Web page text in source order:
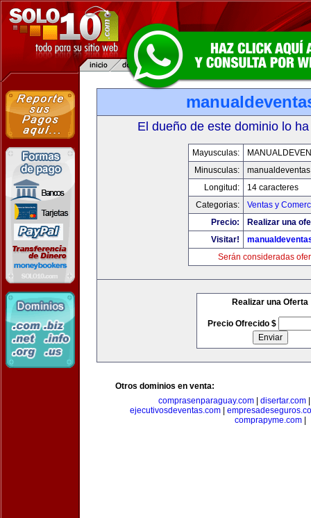
El dueño de este dominio lo
Mayusculas:
Minusculas:
Longitud:
14 caracteres
Categorias:
Ventas y
Precio:
Realizar una
Visitar!
Serán consideradas
Realizar una Oferta
Precio Ofrecido $
Otros dominios en venta:
comprasenparaguay.com
disertar.com
ejecutivosdeventas.com
comprapyme.com|